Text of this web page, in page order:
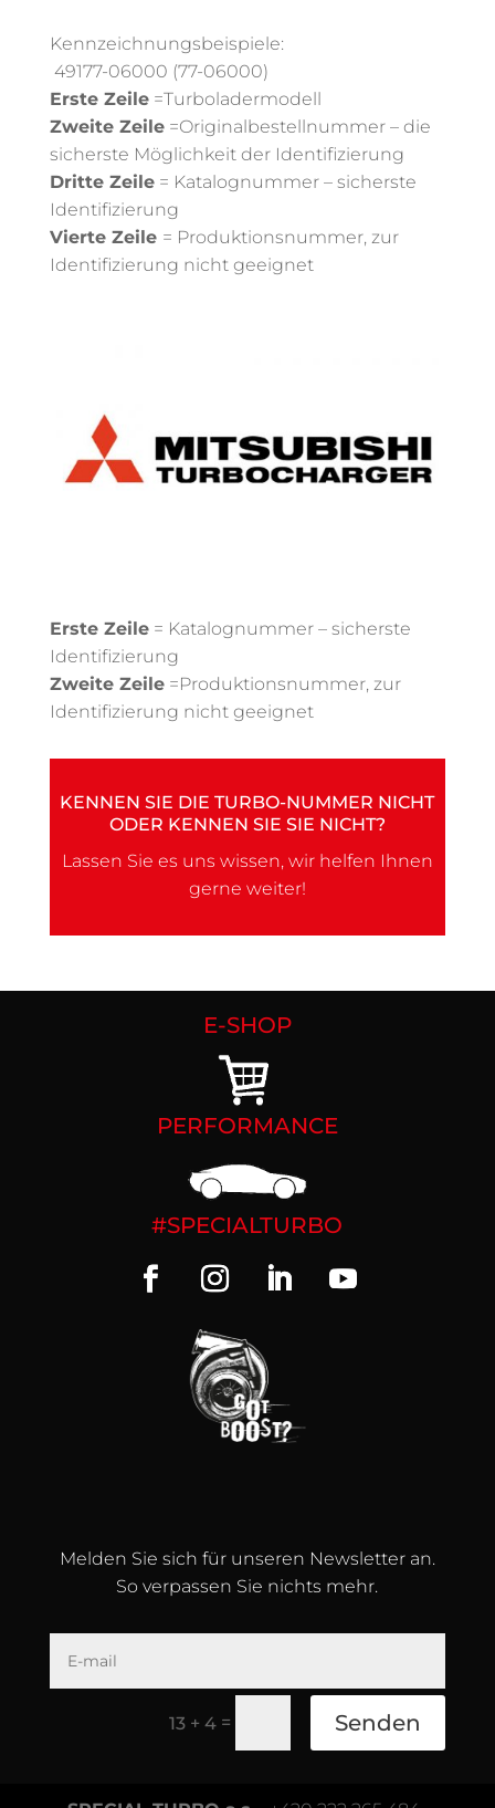
Kennzeichnungsbeispiele:
49177-06000 (77-06000)
Erste Zeile=Turboladermodell
Zweite Zeile=Originalbestellnummer – die
sicherste Möglichkeit der Identifizierung
Dritte Zeile= Katalognummer – sicherste
Identifizierung
Vierte Zeile = Produktionsnummer, zur
Identifizierung nicht geeignet
Erste Zeile= Katalognummer – sicherste
Identifizierung
Zweite Zeile=Produktionsnummer, zur
Identifizierung nicht geeignet
KENNEN SIE DIE TURBO-NUMMER NICHT
ODER KENNEN SIE SIE NICHT?
Lassen Sie es uns wissen, wir helfen Ihnen
gerne weiter!
E-SHOP
PERFORMANCE
#SPECIALTURBO
Melden Sie sich für unseren Newsletter an.
So verpassen Sie nichts mehr.
13 + 4 = Senden